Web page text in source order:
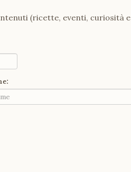
(ricette, eventi, curiosità e